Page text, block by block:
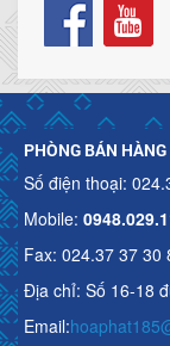
PHÒNG BÁN
Số điện thoại:
Mobile:
Fax: 024.37 37 30
Địa chỉ: Số 16-18
Email: